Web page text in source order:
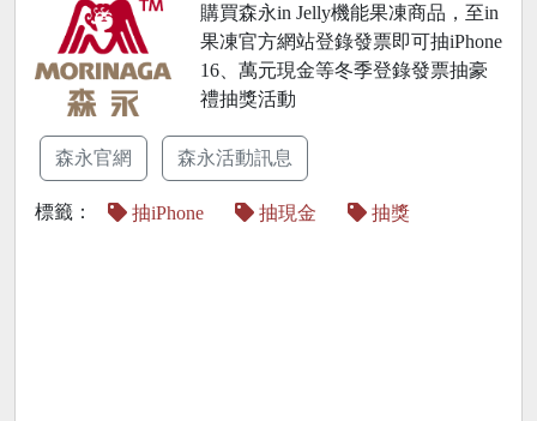
購買森永in Jelly機能果凍商品，至in
果凍官方網站登錄發票即可抽iPhone
16、萬元現金等冬季登錄發票抽豪
禮抽獎活動
森永官網 森永活動訊息
標籤： 抽iPhone 抽現金 抽獎